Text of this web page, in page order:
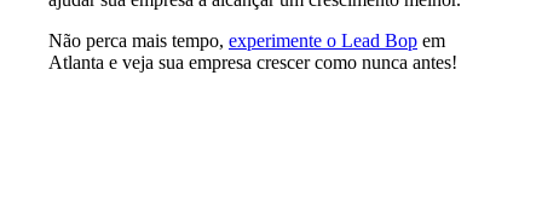
Não perca mais tempo, experimente o Lead Bop em
Atlanta e veja sua empresa crescer como nunca antes!